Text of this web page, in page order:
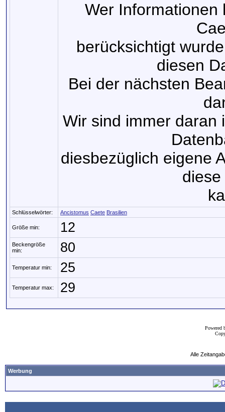
Wer
berücksichtigt
diesen
Bei der nächsten
Wir sind immer daran
diesbezüglich eigene
Schlüsselwörter: Ancistomus Caete Brasilien
Größe min: 12
Beckengröße
min:
80
Temperatur min: 25
Temperatur max: 29
Powered
Alle
Werbung